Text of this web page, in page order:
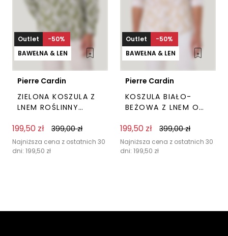
produktu
Outlet
-50%
BAWEŁNA & LEN
Pierre Cardin
ZIELONA KOSZULA Z
LNEM ROŚLINNY
199,50 zł 399,00zł
Najniższa cena z ostatnich 30
dni: 199,50 zł
produkt
Outlet
-50%
BAWEŁNA & LEN
Pierre Cardin
KOSZULA BIAŁO-
BEŻOWA Z LNEM O
PIERRE CARDIN
199,50 zł 399,00zł
Najniższa cena z ostatnich 30
dni: 199,50 zł